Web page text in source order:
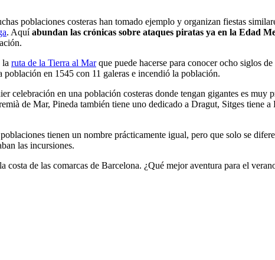
poblaciones costeras han tomado ejemplo y organizan fiestas
. Aquíabundan las crónicas sobre ataques piratas ya en la Edad
la ruta de la Tierra al Marque puede hacerse para conocer ocho siglos
en 1545 con 11 galeras e incendió la población.
celebración en una población costeras donde tengan gigantes es muy
de Mar, Pineda también tiene uno dedicado a Dragut, Sitges tiene
tienen un nombre prácticamente igual, pero que solo se
las incursiones.
de las comarcas de Barcelona. ¿Qué mejor aventura para el